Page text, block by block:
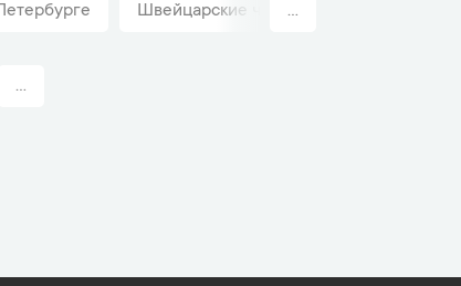
Швейцарские часы Tudor
...
...